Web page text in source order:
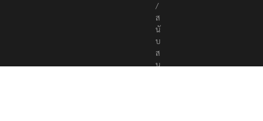
/
ส
นั
บ
ส
นุ